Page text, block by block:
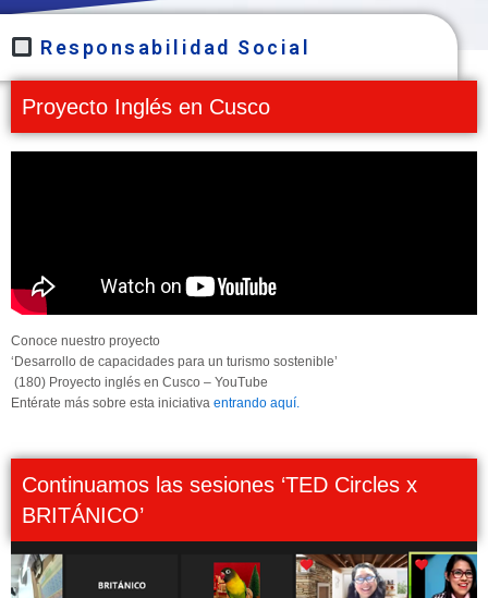
Responsabilidad Social
Proyecto Inglés en Cusco
Conoce nuestro proyecto
‘Desarrollo de capacidades para un turismo sostenible’
(180) Proyecto inglés en Cusco – YouTube
Entérate más sobre esta iniciativa entrando aquí.
Continuamos las sesiones ‘TED Circles x
BRITÁNICO’